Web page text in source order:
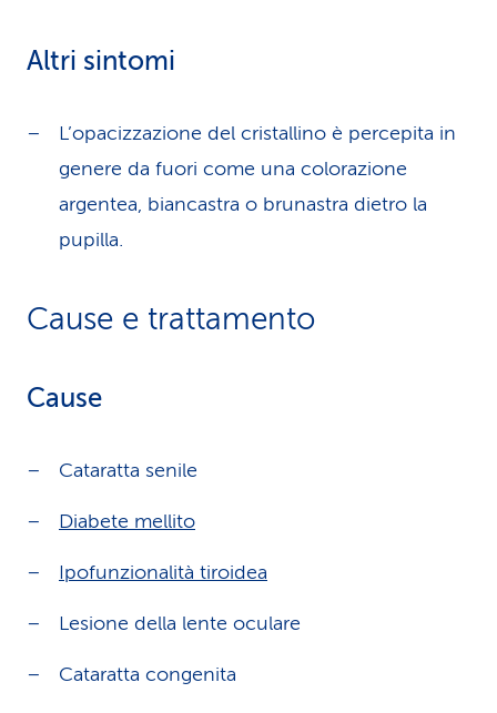
Altri sintomi
L’opacizzazione del cristallino è percepita in
genere da fuori come una colorazione
argentea, biancastra o brunastra dietro la
pupilla.
Cause e trattamento
Cause
Cataratta senile
Diabete mellito
Ipofunzionalità tiroidea
Lesione della lente oculare
Cataratta congenita